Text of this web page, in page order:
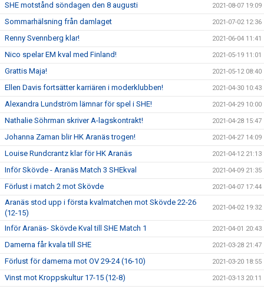
SHE motstånd söndagen den 8 augusti 2021-08-07 19:09
Sommarhälsning från damlaget 2021-07-02 12:36
Renny Svennberg klar! 2021-06-04 11:41
Nico spelar EM kval med Finland! 2021-05-19 11:01
Grattis Maja! 2021-05-12 08:40
Ellen Davis fortsätter karriären i moderklubben! 2021-04-30 10:43
Alexandra Lundström lämnar för spel i SHE! 2021-04-29 10:00
Nathalie Söhrman skriver A-lagskontrakt! 2021-04-28 15:47
Johanna Zaman blir HK Aranäs trogen! 2021-04-27 14:09
Louise Rundcrantz klar för HK Aranäs 2021-04-12 21:13
Inför Skövde - Aranäs Match 3 SHEkval 2021-04-09 21:35
Förlust i match 2 mot Skövde 2021-04-07 17:44
Aranäs stod upp i första kvalmatchen mot Skövde 22-26
(12-15)
2021-04-02 19:32
Inför Aranäs- Skövde Kval till SHE Match 1 2021-04-01 20:43
Damerna får kvala till SHE 2021-03-28 21:47
Förlust för damerna mot OV 29-24 (16-10) 2021-03-20 18:55
Vinst mot Kroppskultur 17-15 (12-8) 2021-03-13 20:11